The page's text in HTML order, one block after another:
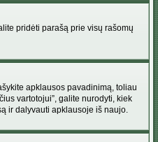
pridėti parašą prie visų rašomų
apklausos pavadinimą, toliau
vartotojui”, galite nurodyti, kiek
ir dalyvauti apklausoje iš naujo.